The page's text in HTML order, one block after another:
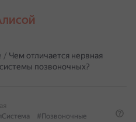
/ Чем отличается нервная
позвоночных?
#Позвоночные